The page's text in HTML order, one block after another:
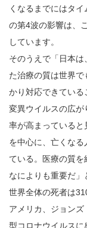
くなるまでにはタ
の第4波の影響は、
しています。
そのうえで「日本
た治療の質は世界
かり対応できている
変異ウイルスの広
率が高まっている
を中心に、亡くな
ている。医療の質
なによりも重要だ」
世界全体の死者は
アメリカ、ジョン
型コロナウイルス